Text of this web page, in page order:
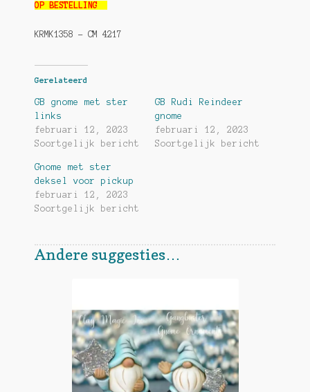
OP BESTELLING
KRMK1358 – CM 4217
Gerelateerd
GB gnome met ster
links
februari 12, 2023
Soortgelijk bericht
GB Rudi Reindeer
gnome
februari 12, 2023
Soortgelijk bericht
Gnome met ster
deksel voor pickup
februari 12, 2023
Soortgelijk bericht
Andere suggesties…